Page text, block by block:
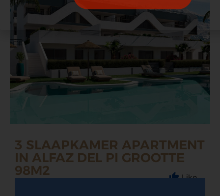
3 SLAAPKAMER APARTMENT
IN ALFAZ DEL PI GROOTTE
98M2
Like